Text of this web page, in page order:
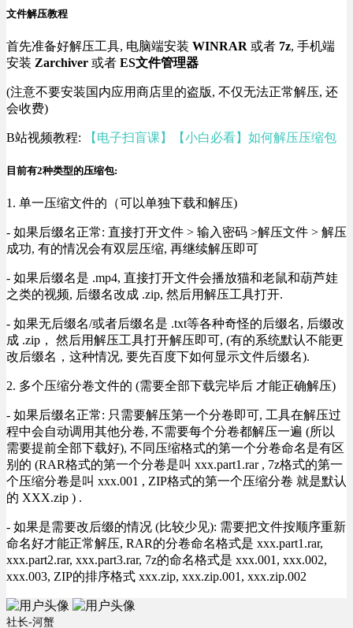
文件解压教程
首先准备好解压工具, 电脑端安装 WINRAR 或者 7z, 手机端
安装 Zarchiver 或者 ES文件管理器
(注意不要安装国内应用商店里的盗版, 不仅无法正常解压, 还
会收费)
B站视频教程: 【电子扫盲课】【小白必看】如何解压压缩包
目前有2种类型的压缩包:
1. 单一压缩文件的（可以单独下载和解压)
- 如果后缀名正常: 直接打开文件 > 输入密码 >解压文件 > 解压
成功, 有的情况会有双层压缩, 再继续解压即可
- 如果后缀名是 .mp4, 直接打开文件会播放猫和老鼠和葫芦娃
之类的视频, 后缀名改成 .zip, 然后用解压工具打开.
- 如果无后缀名/或者后缀名是 .txt等各种奇怪的后缀名, 后缀改
成 .zip， 然后用解压工具打开解压即可, (有的系统默认不能更
改后缀名，这种情况, 要先百度下如何显示文件后缀名).
2. 多个压缩分卷文件的 (需要全部下载完毕后 才能正确解压)
- 如果后缀名正常: 只需要解压第一个分卷即可, 工具在解压过
程中会自动调用其他分卷, 不需要每个分卷都解压一遍 (所以
需要提前全部下载好), 不同压缩格式的第一个分卷命名是有区
别的 (RAR格式的第一个分卷是叫 xxx.part1.rar , 7z格式的第一
个压缩分卷是叫 xxx.001 , ZIP格式的第一个压缩分卷 就是默认
的 XXX.zip ) .
- 如果是需要改后缀的情况 (比较少见): 需要把文件按顺序重新
命名好才能正常解压, RAR的分卷命名格式是 xxx.part1.rar,
xxx.part2.rar, xxx.part3.rar, 7z的命名格式是 xxx.001, xxx.002,
xxx.003, ZIP的排序格式 xxx.zip, xxx.zip.001, xxx.zip.002
社长-河蟹